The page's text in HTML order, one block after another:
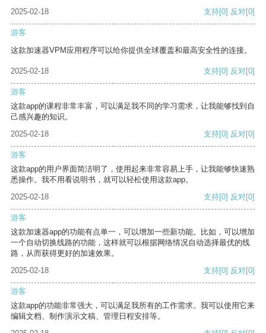
2025-02-18
支持[0] 反对[0]
游客
这款加速器VPM应用程序可以给你提供全球覆盖和最高安全性的连接。
2025-02-18 支持[0] 反对[0]
游客
这款app的课程非常丰富，可以满足我不同的学习需求，让我能够找到自
己感兴趣的知识。
2025-02-18
支持[0] 反对[0]
游客
这款app的用户界面简洁明了，使用起来非常容易上手，让我能够快速熟
悉操作。我不用看说明书，就可以轻松使用这款app。
2025-02-18
支持[0] 反对[0]
游客
这款加速器app的功能有点单一，可以增加一些新功能。比如，可以增加
一个自动切换线路的功能，这样就可以根据网络情况自动选择最优的线
路，从而获得更好的加速效果。
2025-02-18
支持[0] 反对[0]
游客
这款app的功能非常强大，可以满足我所有的工作需求。我可以使用它来
编辑文档、制作演示文稿、管理日程安排等。